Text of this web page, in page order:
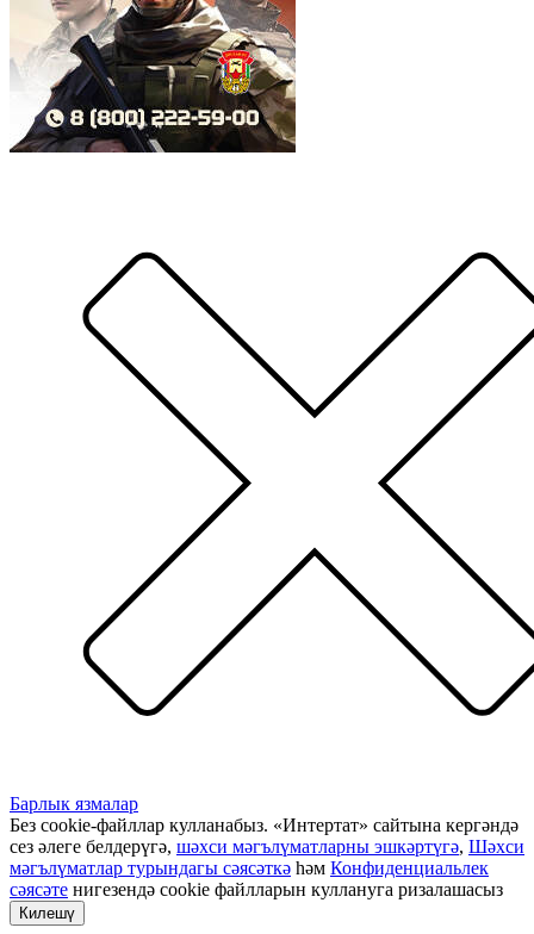
Барлык язмалар
Без cookie-файллар кулланабыз. «Интертат» сайтына кергәндә
сез әлеге белдерүгә, шәхси мәгълүматларны эшкәртүгә, Шәхси
мәгълүматлар турындагы сәясәткә һәм Конфиденциальлек
сәясәте нигезендә cookie файлларын куллануга ризалашасыз
Килешү